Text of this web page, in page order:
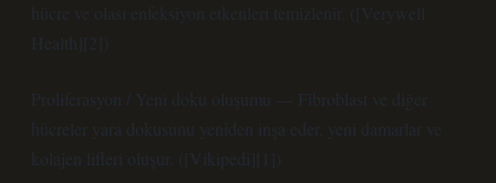
hücre ve olası enfeksiyon etkenleri temizlenir. ([Verywell
Health][2])
Proliferasyon / Yeni doku oluşumu — Fibroblast ve diğer
hücreler yara dokusunu yeniden inşa eder, yeni damarlar ve
kolajen lifleri oluşur. ([Vikipedi][1])